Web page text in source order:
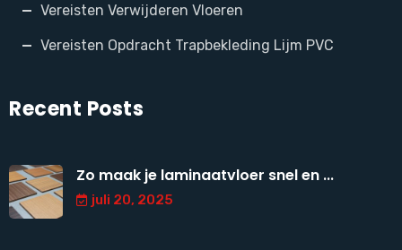
Vereisten Verwijderen Vloeren
Vereisten Opdracht Trapbekleding Lijm PVC
Recent Posts
Zo maak je laminaatvloer snel en ...
juli 20, 2025